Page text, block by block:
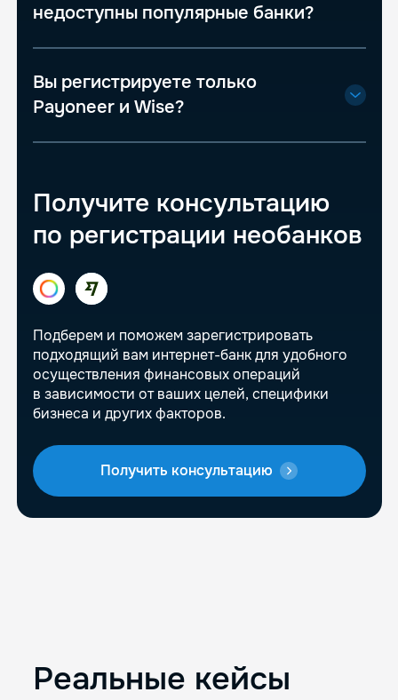
недоступны популярные банки?
Вы регистрируете только
Payoneer и Wise?
Получите консультацию
по регистрации необанков
Подберем и поможем зарегистрировать
подходящий вам интернет-банк для удобного
осуществления финансовых операций
в зависимости от ваших целей, специфики
бизнеса и других факторов.
Получить консультацию
Реальные кейсы